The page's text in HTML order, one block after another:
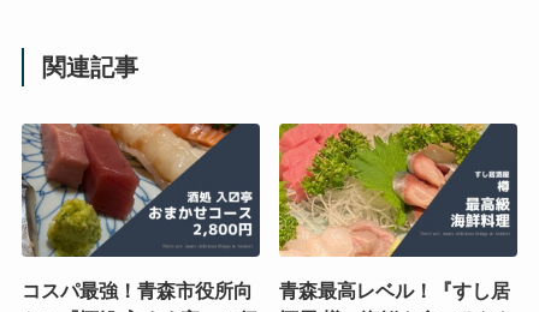
関連記事
コスパ最強！青森市役所向
青森最高レベル！『すし居